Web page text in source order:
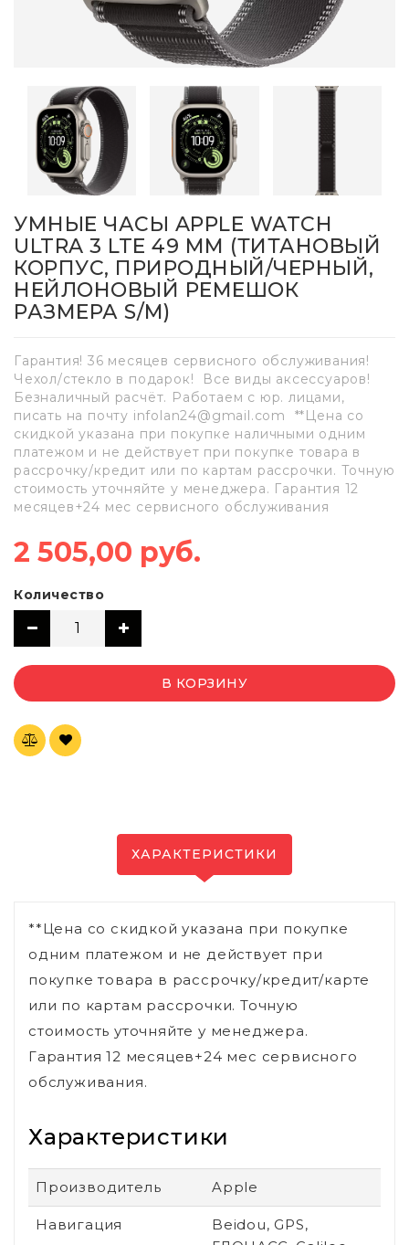
УМНЫЕ ЧАСЫ APPLE WATCH
ULTRA 3 LTE 49 ММ (ТИТАНОВЫЙ
КОРПУС, ПРИРОДНЫЙ/ЧЕРНЫЙ,
НЕЙЛОНОВЫЙ РЕМЕШОК
РАЗМЕРА S/M)
Гарантия! 36 месяцев сервисного обслуживания!
Чехол/стекло в подарок! Все виды аксессуаров!
Безналичный расчёт. Работаем с юр. лицами,
писать на почту infolan24@gmail.com **Цена со
скидкой указана при покупке наличными одним
платежом и не действует при покупке товара в
рассрочку/кредит или по картам рассрочки. Точную
стоимость уточняйте у менеджера. Гарантия 12
месяцев+24 мес сервисного обслуживания
2 505,00 руб.
Количество
В КОРЗИНУ
ХАРАКТЕРИСТИКИ
**Цена со скидкой указана при покупке
одним платежом и не действует при
покупке товара в рассрочку/кредит/карте
или по картам рассрочки. Точную
стоимость уточняйте у менеджера.
Гарантия 12 месяцев+24 мес сервисного
обслуживания.
Характеристики
Производитель Apple
Навигация
Beidou, GPS,